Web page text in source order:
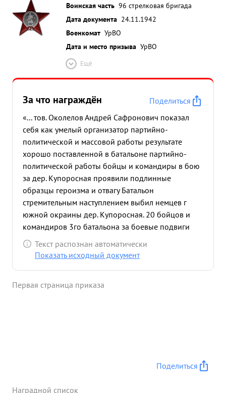
Воинская часть 96 стрелковая бригада
Дата документа 24.11.1942
Военкомат УрВО
Дата и место призыва УрВО
Ещё
За что награждён
Поделиться
«... тов. Околелов Андрей Сафронович показал
себя как умелый организатор партийно-
политической и массовой работы результате
хорошо поставленной в батальоне партийно-
политической работы бойцы и командиры в бою
за дер. Купоросная проявили подлинные
образцы героизма и отвагу Батальон
стремительным наступлением выбил немцев г
южной окраины дер. Купоросная. 20 бойцов и
командиров 3го батальона за боевые подвиги
представлены к правительственной награде. Сам т.
околелов все время находился на поле боя,
победу над врагом. Батальон уничтожил
Текст распознан автоматически
Показать исходный документ
Первая страница приказа
Поделиться
Наградной список